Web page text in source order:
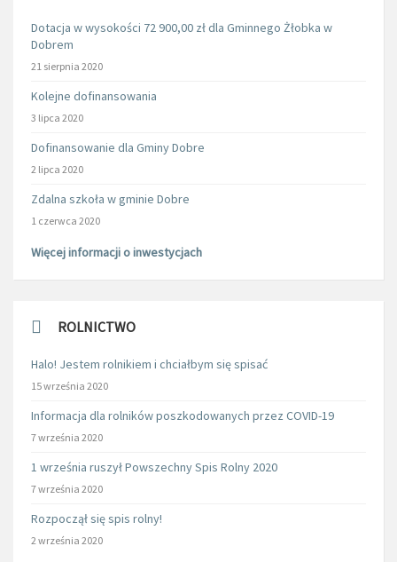
Dotacja w wysokości 72 900,00 zł dla Gminnego Żłobka w
Dobrem
21 sierpnia 2020
Kolejne dofinansowania
3 lipca 2020
Dofinansowanie dla Gminy Dobre
2 lipca 2020
Zdalna szkoła w gminie Dobre
1 czerwca 2020
Więcej informacji o inwestycjach
ROLNICTWO
Halo! Jestem rolnikiem i chciałbym się spisać
15 września 2020
Informacja dla rolników poszkodowanych przez COVID-19
7 września 2020
1 września ruszył Powszechny Spis Rolny 2020
7 września 2020
Rozpoczął się spis rolny!
2 września 2020